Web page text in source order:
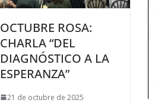
OCTUBRE ROSA:
CHARLA “DEL
DIAGNÓSTICO A LA
ESPERANZA”
21 de octubre de 2025